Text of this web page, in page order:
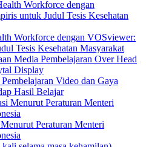
Workforce dengan VOSviewer:
Tesis Kesehatan Masyarakat
Media Pembelajaran Over Head
Display
Video dan Gaya
Hasil Belajar
Peraturan Menteri